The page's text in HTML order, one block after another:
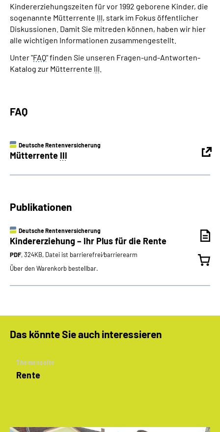
Inhalte in Gebärdensprache (DGS)
Leichte Sprache
Suche
Kindererziehungszeiten für vor 1992 geborene Kinder, die
sogenannte Mütterrente III, stark im Fokus öffentlicher
Diskussionen. Damit Sie mitreden können, haben wir hier
alle wichtigen Informationen zusammengestellt.
Unter "FAQ" finden Sie unseren Fragen-und-Antworten-
Katalog zur Mütterrente III
FAQ
Deutsche Rentenversicherung
Mütterrente III
Publikationen
Deutsche Rentenversicherung
Kindererziehung – Ihr Plus für die Rente
PDF, 324KB, Datei ist barrierefrei⁄barrierearm
Über den Warenkorb bestellbar.
Das könnte Sie auch interessieren
Themenseite
Rente